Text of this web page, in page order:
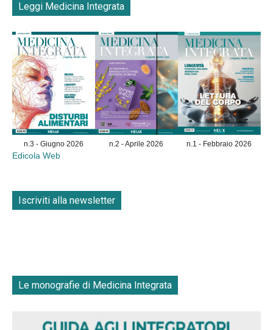
Leggi Medicina Integrata
n.3 - Giugno 2026 n.2 - Aprile 2026 n.1 - Febbraio 2026
Edicola Web
Iscriviti alla newsletter
Le monografie di Medicina Integrata